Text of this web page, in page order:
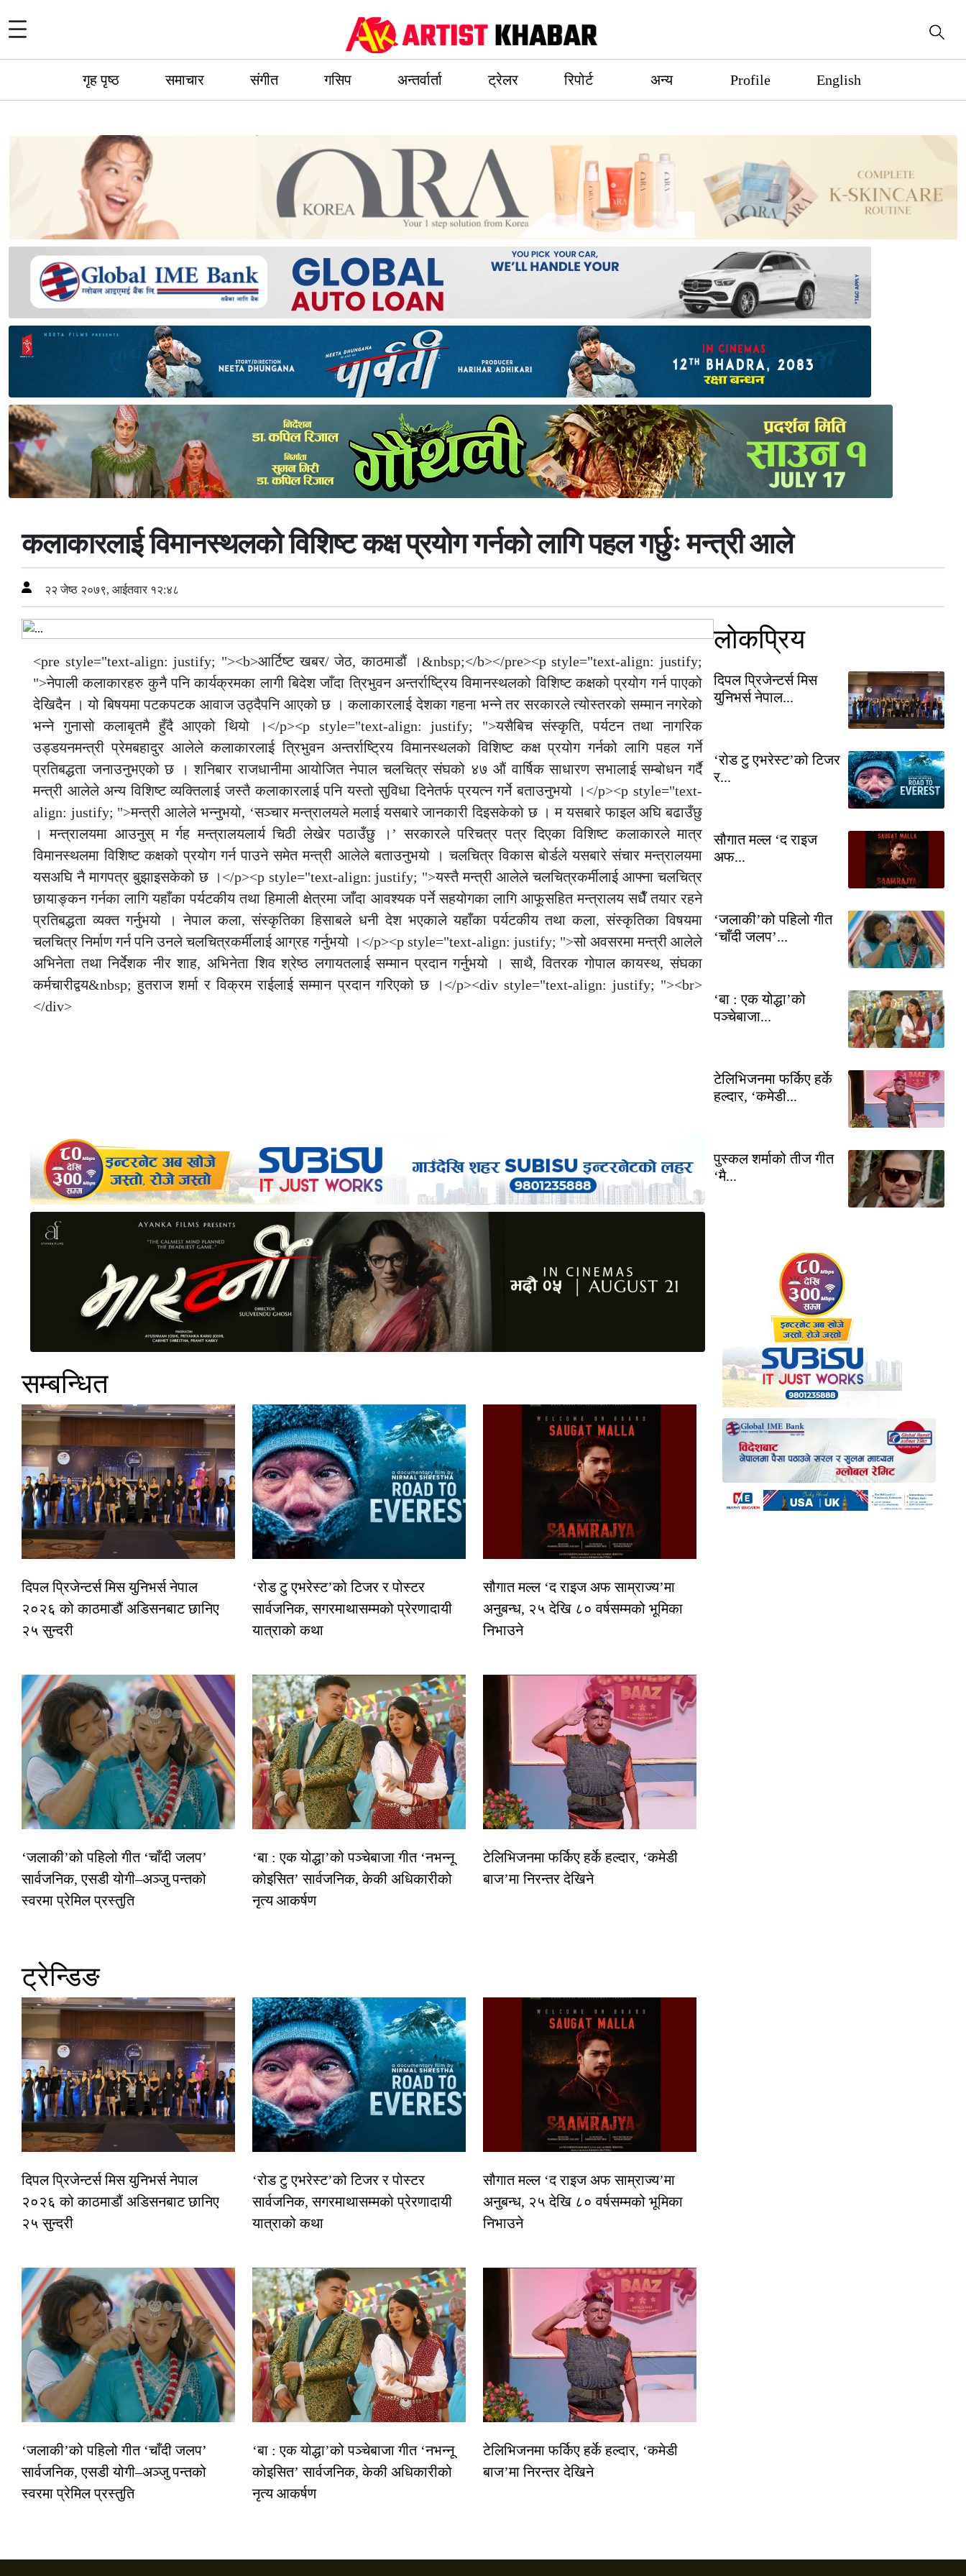
गृह पृष्ठ समाचार संगीत गसिप अन्तर्वार्ता ट्रेलर रिपोर्ट अन्य Profile English
कलाकारलाई विमानस्थलको विशिष्ट कक्ष प्रयोग गर्नको लागि पहल गर्छुः मन्त्री आले
२२ जेष्ठ २०७९, आईतवार १२:४८
<pre style="text-align: justify; "><b>आर्टिष्ट खबर/ जेठ, काठमाडौं ।&nbsp;</b></pre><p style="text-align: justify;
">नेपाली कलाकारहरु कुनै पनि कार्यक्रमका लागी बिदेश जाँदा त्रिभुवन अन्तर्राष्ट्रिय विमानस्थलको विशिष्ट कक्षको प्रयोग गर्न पाएको
देखिदैन । यो बिषयमा पटकपटक आवाज उठ्दैपनि आएको छ । कलाकारलाई देशका गहना भन्ने तर सरकारले त्योस्तरको सम्मान नगरेको
भन्ने गुनासो कलाबृतमै हुँदै आएको थियो ।</p><p style="text-align: justify; ">यसैबिच संस्कृति, पर्यटन तथा नागरिक
उड्डयनमन्त्री प्रेमबहादुर आलेले कलाकारलाई त्रिभुवन अन्तर्राष्ट्रिय विमानस्थलको विशिष्ट कक्ष प्रयोग गर्नको लागि पहल गर्ने
प्रतिबद्धता जनाउनुभएको छ । शनिबार राजधानीमा आयोजित नेपाल चलचित्र संघको ४७ औं वार्षिक साधारण सभालाई सम्बोधन गर्दै
मन्त्री आलेले अन्य विशिष्ट व्यक्तिलाई जस्तै कलाकारलाई पनि यस्तो सुविधा दिनेतर्फ प्रयत्न गर्ने बताउनुभयो ।</p><p style="text-
align: justify; ">मन्त्री आलेले भन्नुभयो, ‘सञ्चार मन्त्रालयले मलाई यसबारे जानकारी दिइसकेको छ । म यसबारे फाइल अघि बढाउँछु
। मन्त्रालयमा आउनुस् म र्गह मन्त्रालयलार्य चिठी लेखेर पठाउँछु ।’ सरकारले परिचत्र पत्र दिएका विशिष्ट कलाकारले मात्र
विमानस्थलमा विशिष्ट कक्षको प्रयोग गर्न पाउने समेत मन्त्री आलेले बताउनुभयो । चलचित्र विकास बोर्डले यसबारे संचार मन्त्रालयमा
यसअघि नै मागपत्र बुझाइसकेको छ ।</p><p style="text-align: justify; ">यस्तै मन्त्री आलेले चलचित्रकर्मीलाई आफ्ना चलचित्र
छायाङ्कन गर्नका लागि यहाँका पर्यटकीय तथा हिमाली क्षेत्रमा जाँदा आवश्यक पर्ने सहयोगका लागि आफूसहित मन्त्रालय सधैँ तयार रहने
प्रतिबद्धता व्यक्त गर्नुभयो । नेपाल कला, संस्कृतिका हिसाबले धनी देश भएकाले यहाँका पर्यटकीय तथा कला, संस्कृतिका विषयमा
चलचित्र निर्माण गर्न पनि उनले चलचित्रकर्मीलाई आग्रह गर्नुभयो ।</p><p style="text-align: justify; ">सो अवसरमा मन्त्री आलेले
अभिनेता तथा निर्देशक नीर शाह, अभिनेता शिव श्रेष्ठ लगायतलाई सम्मान प्रदान गर्नुभयो । साथै, वितरक गोपाल कायस्थ, संघका
कर्मचारीद्वय&nbsp; हुतराज शर्मा र विक्रम राईलाई सम्मान प्रदान गरिएको छ ।</p><div style="text-align: justify; "><br>
</div>
सम्बन्धित
दिपल प्रिजेन्टर्स मिस युनिभर्स नेपाल
२०२६ को काठमाडौं अडिसनबाट छानिए
२५ सुन्दरी
‘रोड टु एभरेस्ट’को टिजर र पोस्टर
सार्वजनिक, सगरमाथासम्मको प्रेरणादायी
यात्राको कथा
सौगात मल्ल ‘द राइज अफ साम्राज्य’मा
अनुबन्ध, २५ देखि ८० वर्षसम्मको भूमिका
निभाउने
‘जलाकी’को पहिलो गीत ‘चाँदी जलप’
सार्वजनिक, एसडी योगी–अञ्जु पन्तको
स्वरमा प्रेमिल प्रस्तुति
‘बा : एक योद्धा’को पञ्चेबाजा गीत ‘नभन्नू
कोइसित’ सार्वजनिक, केकी अधिकारीको
नृत्य आकर्षण
टेलिभिजनमा फर्किए हर्के हल्दार, ‘कमेडी
बाज’मा निरन्तर देखिने
ट्रेन्डिङ
दिपल प्रिजेन्टर्स मिस युनिभर्स नेपाल
२०२६ को काठमाडौं अडिसनबाट छानिए
२५ सुन्दरी
‘रोड टु एभरेस्ट’को टिजर र पोस्टर
सार्वजनिक, सगरमाथासम्मको प्रेरणादायी
यात्राको कथा
सौगात मल्ल ‘द राइज अफ साम्राज्य’मा
अनुबन्ध, २५ देखि ८० वर्षसम्मको भूमिका
निभाउने
‘जलाकी’को पहिलो गीत ‘चाँदी जलप’
सार्वजनिक, एसडी योगी–अञ्जु पन्तको
स्वरमा प्रेमिल प्रस्तुति
‘बा : एक योद्धा’को पञ्चेबाजा गीत ‘नभन्नू
कोइसित’ सार्वजनिक, केकी अधिकारीको
नृत्य आकर्षण
टेलिभिजनमा फर्किए हर्के हल्दार, ‘कमेडी
बाज’मा निरन्तर देखिने
लोकप्रिय
दिपल प्रिजेन्टर्स मिस
युनिभर्स नेपाल...
‘रोड टु एभरेस्ट’को टिजर
र...
सौगात मल्ल ‘द राइज
अफ...
‘जलाकी’को पहिलो गीत
‘चाँदी जलप’...
‘बा : एक योद्धा’को
पञ्चेबाजा...
टेलिभिजनमा फर्किए हर्के
हल्दार, ‘कमेडी...
पुस्कल शर्माको तीज गीत
‘मै...